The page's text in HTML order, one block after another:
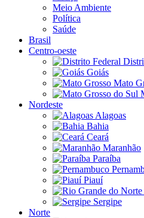
Meio Ambiente
Política
Saúde
Brasil
Centro-oeste
Goiás
Mato
Nordeste
Alagoas
Bahia
Ceará
Maranhão
Paraíba
Piauí
Sergipe
Norte